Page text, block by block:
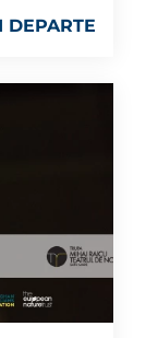
DEPARTE